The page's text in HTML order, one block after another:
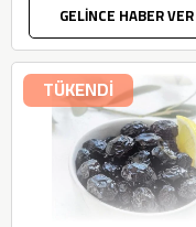
GELİNCE HABER VER
TÜKENDİ